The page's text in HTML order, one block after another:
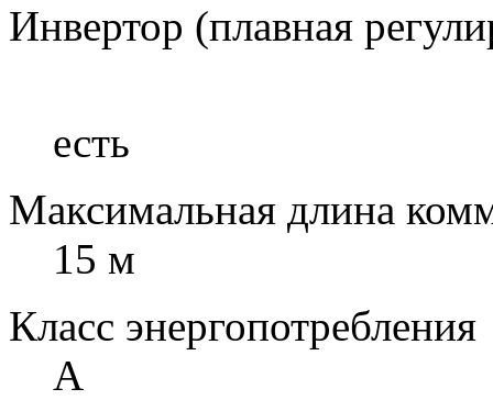
Инвертор (плавная
есть
Максимальная длина
15 м
Класс энергопотребления
A